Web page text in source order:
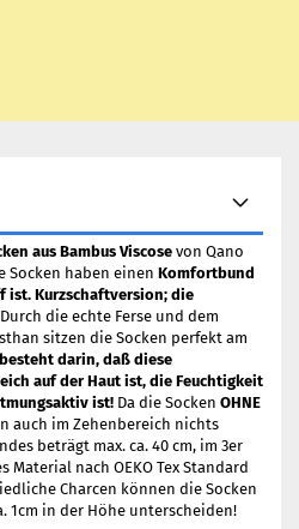
aus Bambus Viscosevon Qano
Socken haben einen Komfortbund
ist. Kurzschaftversion; die
Durch die echte Ferse und dem
sitzen die Socken perfekt am
darin, daß diese
auf der Haut ist, die Feuchtigkeit
ist! Da die Socken OHNE
auch im Zehenbereich nichts
beträgt max. ca. 40 cm, im 3er
Material nach OEKO Tex Standard
Charcen können die Socken
1cm in der Höhe unterscheiden!